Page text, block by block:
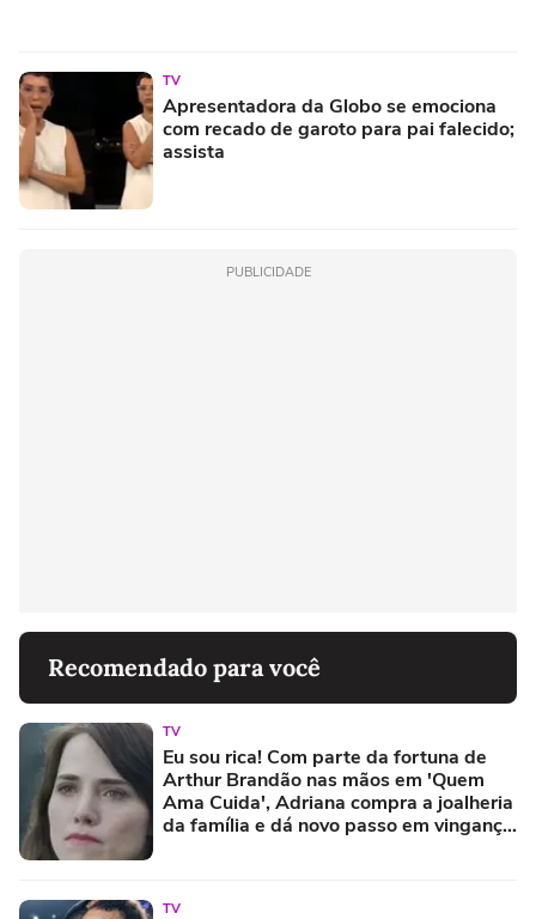
TV
Apresentadora da Globo se emociona
com recado de garoto para pai falecido;
assista
PUBLICIDADE
Recomendado para você
TV
Eu sou rica! Com parte da fortuna de
Arthur Brandão nas mãos em 'Quem
Ama Cuida', Adriana compra a joalheria
da família e dá novo passo em vingança
TV